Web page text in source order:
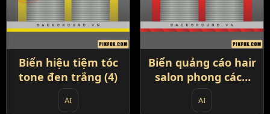
Biển hiệu tiệm tóc
tone đen trắng (4)
AI
Biển quảng cáo hair
salon phong cách
châu Âu (5)
AI